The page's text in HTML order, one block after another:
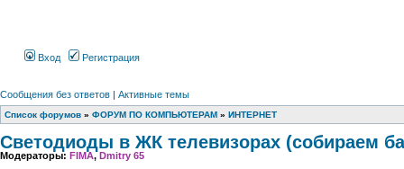
Вход Регистрация
Сообщения без ответов | Активные темы
Список форумов » ФОРУМ ПО КОМПЬЮТЕРАМ » ИНТЕРНЕТ
Светодиоды в ЖК телевизорах (собираем
Модераторы: FIMA,Dmitry 65